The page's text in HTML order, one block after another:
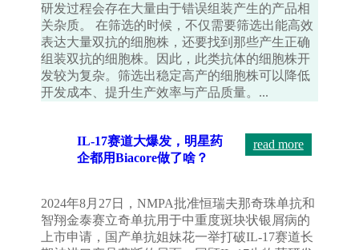
研发过程会存在大量由于错误组装产生的产品相
关杂质。 在筛选的时候，不仅需要筛选出能高效
表达大量双抗的细胞株，还要找到那些产生正确
组装双抗的细胞株。因此，此类抗体的细胞株开
发较为复杂。筛选出稳定高产的细胞株可以降低
开发成本、提升生产效率与产品质量。...
IL-17赛道大爆发，明星药
企都用Biacore做了啥？
2024年8月27日，NMPA批准恒瑞夫那奇珠单抗和
智翔金泰赛立奇单抗用于中重度斑块状银屑病的
上市申请，国产单抗姐妹花一举打破IL-17赛道长
read more